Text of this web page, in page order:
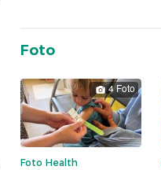
Foto
4 Foto
Foto Health